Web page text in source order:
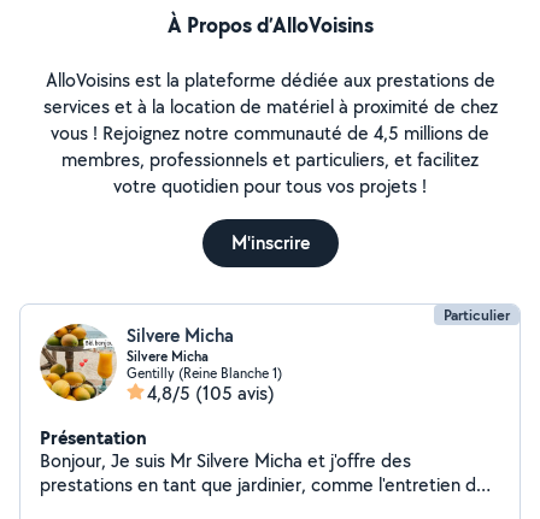
À Propos d’AlloVoisins
AlloVoisins est la plateforme dédiée aux prestations de
services et à la location de matériel à proximité de chez
vous ! Rejoignez notre communauté de 4,5 millions de
membres, professionnels et particuliers, et facilitez
votre quotidien pour tous vos projets !
M'inscrire
Particulier
Silvere Micha
Silvere Micha
Gentilly (Reine Blanche 1)
4,8/5 (105 avis)
Présentation
Bonjour, Je suis Mr Silvere Micha et j'offre des
prestations en tant que jardinier, comme l'entretien de